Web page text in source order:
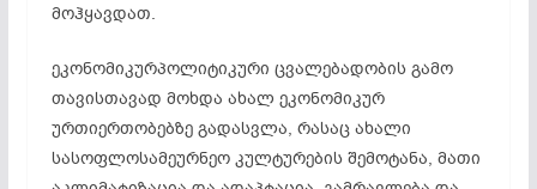
მოჰყავდათ.
ეკონომიკურპოლიტიკური ცვალებადობის გამო
თავისთავად მოხდა ახალ ეკონომიკურ
ურთიერთობებზე გადასვლა, რასაც ახალი
სასოფლოსამეურნეო კულტურების შემოტანა, მათი